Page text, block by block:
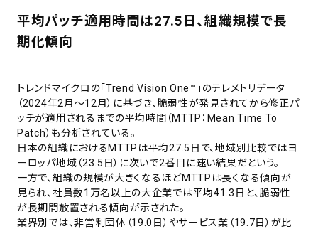
平均パッチ適用時間は27.5日、組織規模で長
期化傾向
トレンドマイクロの「Trend Vision One™」のテレメトリデータ
（2024年2月～12月）に基づき、脆弱性が発見されてから修正パ
ッチが適用されるまでの平均時間（MTTP：Mean Time To
Patch）も分析されている。
日本の組織におけるMTTPは平均27.5日で、地域別比較ではヨ
ーロッパ地域（23.5日）に次いで2番目に速い結果だという。
一方で、組織の規模が大きくなるほどMTTPは長くなる傾向が
見られ、社員数1万名以上の大企業では平均41.3日と、脆弱性
が長期間放置される傾向が示された。
業界別では、非営利団体（19.0日）やサービス業（19.7日）が比